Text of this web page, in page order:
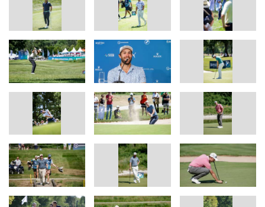
Hole-in-One Fahrzeug 2026: Der neue
BMW X5 M60e xDrive.
Ein Ass an der 17. Spielbahn ist in diesem Jahr noch keinem
Spieler gelungen, so dass der dafür ausgelobte Sonderpreis noch
zu haben ist: der neue BMW X5 M60e xDrive, ein Plug-in-Hybrid
mit BMW Motorsport Genen. Der neue BMW X5 feierte am
Dienstag seine Weltpremiere im BMW Group Werk Spartanburg
(USA) und präsentiert sich bei der BMW International Open
erstmals der deutschen Öffentlichkeit. Der neue BMW X5 schreibt
das nächste Kapitel seiner Erfolgsgeschichte. In der nunmehr
fünften Generation überzeugt der BMW X5 mit technischen
Innovationen, einem begeisternden neuen Design sowie der
Integration der zukunftsweisenden Technologien der Neuen
Klasse. Damit unterstreicht er seine Ausnahmestellung und
seinen Führungsanspruch in einem Segment, das er selbst
begründet hat.